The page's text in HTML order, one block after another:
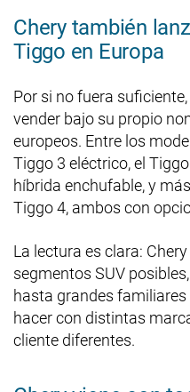
Chery también
Tiggo en Europa
Por si no fuera
vender bajo su propio
europeos. Entre los
Tiggo 3 eléctrico, el
híbrida enchufable, y
Tiggo 4, ambos con
La lectura es clara:
segmentos SUV
hasta grandes
hacer con distintas
cliente diferentes.